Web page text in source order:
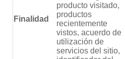
Finalidad
producto visitado,
productos
recientemente
vistos, acuerdo de
utilización de
servicios del sitio,